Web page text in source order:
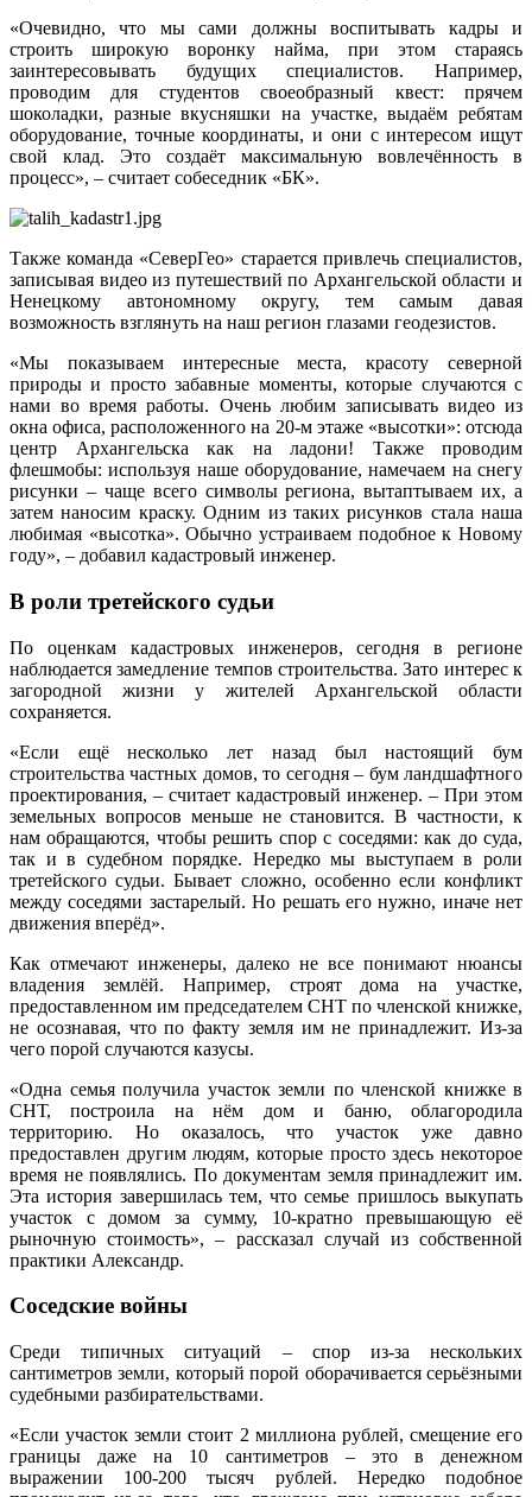
«Очевидно, что мы сами должны воспитывать кадры и
строить широкую воронку найма, при этом стараясь
заинтересовывать будущих специалистов. Например,
проводим для студентов своеобразный квест: прячем
шоколадки, разные вкусняшки на участке, выдаём ребятам
оборудование, точные координаты, и они с интересом ищут
свой клад. Это создаёт максимальную вовлечённость в
процесс», – считает собеседник «БК».
Также команда «СеверГео» старается привлечь специалистов,
записывая видео из путешествий по Архангельской области и
Ненецкому автономному округу, тем самым давая
возможность взглянуть на наш регион глазами геодезистов.
«Мы показываем интересные места, красоту северной
природы и просто забавные моменты, которые случаются с
нами во время работы. Очень любим записывать видео из
окна офиса, расположенного на 20‑м этаже «высотки»: отсюда
центр Архангельска как на ладони! Также проводим
флешмобы: используя наше оборудование, намечаем на снегу
рисунки – чаще всего символы региона, вытаптываем их, а
затем наносим краску. Одним из таких рисунков стала наша
любимая «высотка». Обычно устраиваем подобное к Новому
году», – добавил кадастровый инженер.
В роли третейского судьи
По оценкам кадастровых инженеров, сегодня в регионе
наблюдается замедление темпов строительства. Зато интерес к
загородной жизни у жителей Архангельской области
сохраняется.
«Если ещё несколько лет назад был настоящий бум
строительства частных домов, то сегодня – бум ландшафтного
проектирования, – считает кадастровый инженер. – При этом
земельных вопросов меньше не становится. В частности, к
нам обращаются, чтобы решить спор с соседями: как до суда,
так и в судебном порядке. Нередко мы выступаем в роли
третейского судьи. Бывает сложно, особенно если конфликт
между соседями застарелый. Но решать его нужно, иначе нет
движения вперёд».
Как отмечают инженеры, далеко не все понимают нюансы
владения землёй. Например, строят дома на участке,
предоставленном им председателем СНТ по членской книжке,
не осознавая, что по факту земля им не принадлежит. Из-за
чего порой случаются казусы.
«Одна семья получила участок земли по членской книжке в
СНТ, построила на нём дом и баню, облагородила
территорию. Но оказалось, что участок уже давно
предоставлен другим людям, которые просто здесь некоторое
время не появлялись. По документам земля принадлежит им.
Эта история завершилась тем, что семье пришлось выкупать
участок с домом за сумму, 10‑кратно превышающую её
рыночную стоимость», – рассказал случай из собственной
практики Александр.
Соседские войны
Среди типичных ситуаций – спор из-за нескольких
сантиметров земли, который порой оборачивается серьёзными
судебными разбирательствами.
«Если участок земли стоит 2 миллиона рублей, смещение его
границы даже на 10 сантиметров – это в денежном
выражении 100-200 тысяч рублей. Нередко подобное